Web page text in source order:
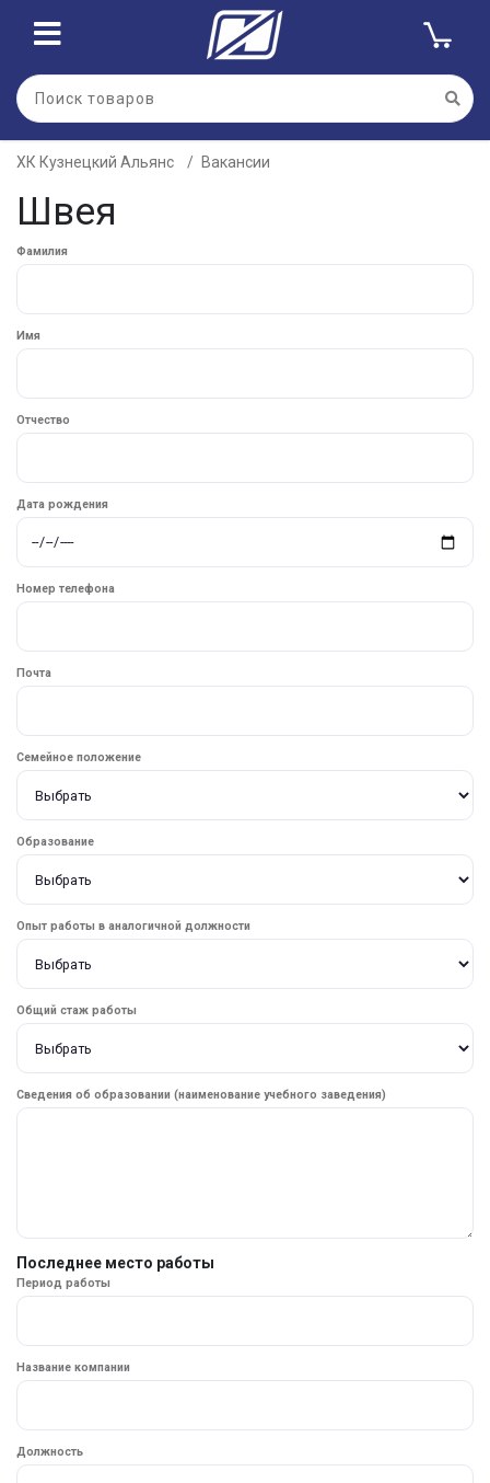
ХК Кузнецкий Альянс Вакансии
Швея
Фамилия
Имя
Отчество
Дата рождения
Номер телефона
Почта
Семейное положение
Образование
Опыт работы в аналогичной должности
Общий стаж работы
Сведения об образовании (наименование учебного заведения)
Последнее место работы
Период работы
Название компании
Должность